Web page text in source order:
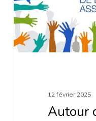
12 février 2025
Autour